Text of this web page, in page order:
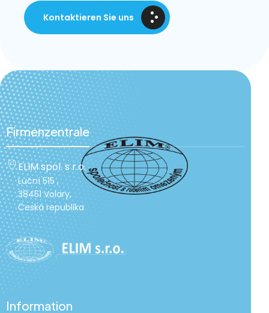
Kontaktieren Sie uns
Firmenzentrale
ELIM spol. s r.o.
Luční 515 ,
38451 Volary,
Česká republika
Information